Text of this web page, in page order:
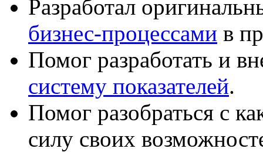
Разработал
бизнес-процессами в
Помог разработать и
систему показателей.
Помог разобраться с
силу своих